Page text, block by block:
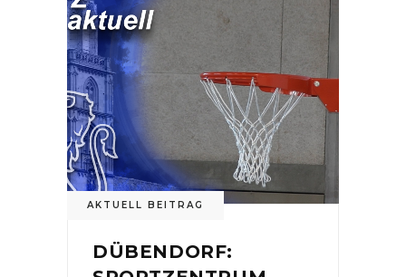
AKTUELL BEITRAG
DÜBENDORF: